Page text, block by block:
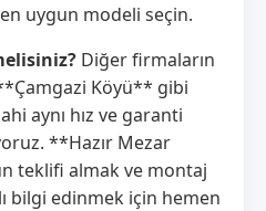
uygun modeli seçin.
Diğer firmaların
Köyü** gibi
aynı hız ve garanti
**Hazır Mezar
teklifi almak ve montaj
bilgi edinmek için hemen